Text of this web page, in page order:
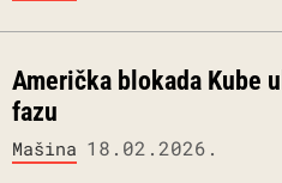
Američka blokada Kube
fazu
Mašina 18.02.2026.